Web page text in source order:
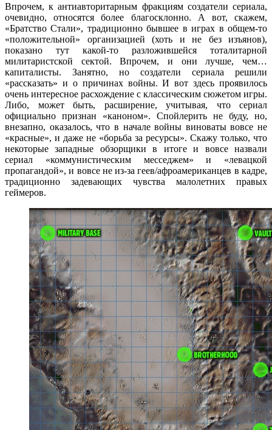
Впрочем, к антиавторитарным фракциям создатели сериала,
очевидно, относятся более благосклонно. А вот, скажем,
«Братство Стали», традиционно бывшее в играх в общем-то
«положительной» организацией (хоть и не без изъянов),
показано тут какой-то разложившейся тоталитарной
милитаристской сектой. Впрочем, и они лучше, чем…
капиталисты. Занятно, но создатели сериала решили
«рассказать» и о причинах войны. И вот здесь проявилось
очень интересное расхождение с классическим сюжетом игры.
Либо, может быть, расширение, учитывая, что сериал
официально признан «каноном». Спойлерить не буду, но,
внезапно, оказалось, что в начале войны виноваты вовсе не
«красные», и даже не «борьба за ресурсы». Скажу только, что
некоторые западные обзорщики в итоге и вовсе назвали
сериал «коммунистическим месседжем» и «левацкой
пропагандой», и вовсе не из-за геев/афроамериканцев в кадре,
традиционно задевающих чувства малолетних правых
геймеров.